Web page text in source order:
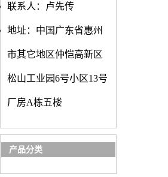
联系人：卢先传
地址：中国广东省惠州
市其它地区仲恺高新区
松山工业园6号小区13号
厂房A栋五楼
产品分类